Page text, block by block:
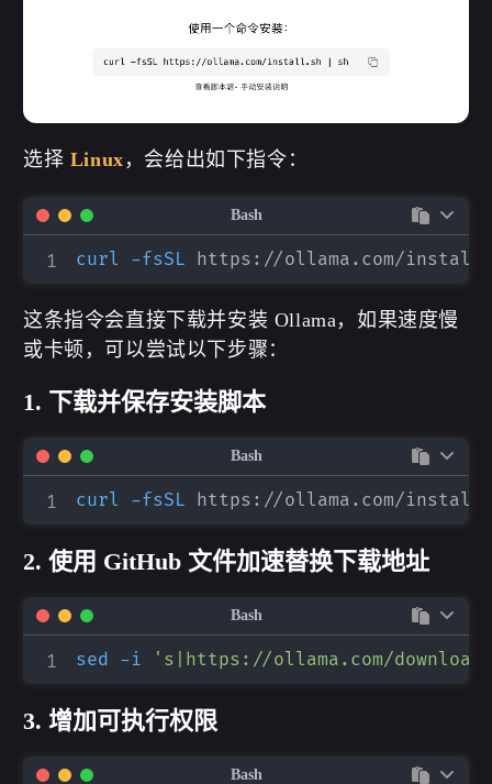
选择 Linux ，会给出如下指令：
curl -fsSL https://ollama.com/
Bash
这条指令会直接下载并安装 Ollama，如果速度慢
或卡顿，可以尝试以下步骤：
1. 下载并保存安装脚本
curl -fsSL https://ollama.com/
Bash
2. 使用 GitHub 文件加速替换下载地址
sed -i 's|https://ollama.com/
Bash
3. 增加可执行权限
Bash